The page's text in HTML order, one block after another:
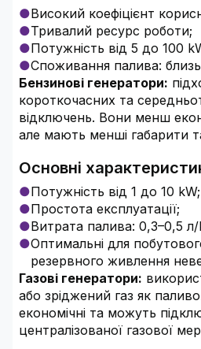
Високий коефіцієнт
Тривалий ресурс роботи;
Потужність від 5 до 100
Споживання палива:
Бензинові генератори:
короткочасних та
відключень. Вони менш
але мають менші габарити
Основні
Потужність від 1 до 10 kW;
Простота експлуатації;
Витрата палива: 0,3–0,5
Оптимальні для
резервного живлення
Газові генератори:
або зріджений газ як
економічні та можуть
централізованої газової